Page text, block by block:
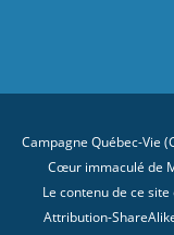
Campagne Québec-Vie
Cœur immaculé de
Le contenu de ce
Attribution-